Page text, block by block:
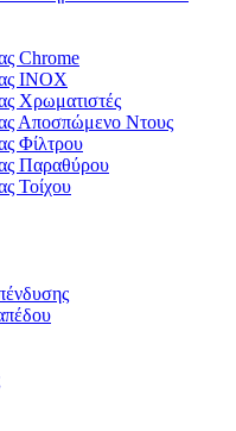
Chrome
INOX
Χρωματιστές
Αποσπώμενο Ντους
Φίλτρου
Παραθύρου
Τοίχου